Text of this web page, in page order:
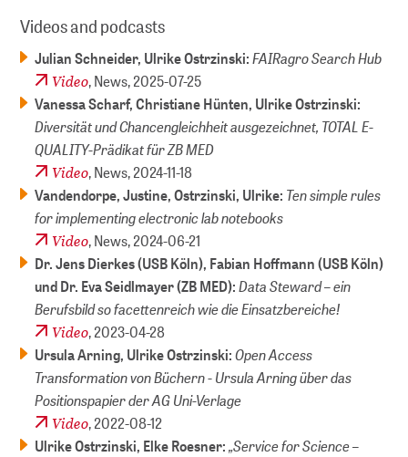
Videos and podcasts
Julian Schneider, Ulrike Ostrzinski:FAIRagro Search Hub
Video, News,2025-07-25
Vanessa Scharf, Christiane Hünten, Ulrike Ostrzinski:
Diversität und Chancengleichheit ausgezeichnet, TOTAL E-
QUALITY-Prädikat für ZB MED
Video, News,2024-11-18
Vandendorpe, Justine, Ostrzinski, Ulrike: Ten simple rules
for implementing electronic lab notebooks
Video, News,2024-06-21
Dr. Jens Dierkes (USB Köln), Fabian Hoffmann (USB Köln)
und Dr. Eva Seidlmayer (ZB MED):Data Steward – ein
Berufsbild so facettenreich wie die Einsatzbereiche!
Video,2023-04-28
Ursula Arning, Ulrike Ostrzinski:Open Access
Transformation von Büchern - Ursula Arning über das
Positionspapier der AG Uni-Verlage
Video,2022-08-12
Ulrike Ostrzinski, Elke Roesner:„Service for Science –